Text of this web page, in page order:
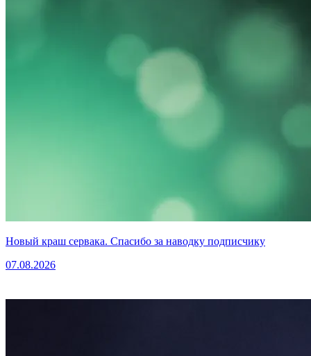
Новый краш сервака. Спасибо за наводку подписчику
07.08.2026